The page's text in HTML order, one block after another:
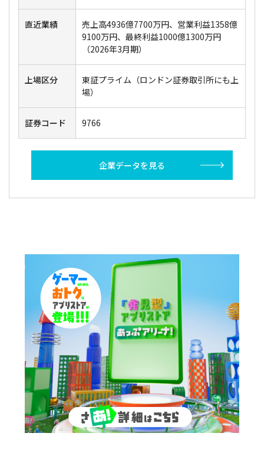
直近業績
売上高4936億7700万円、営業利益1358億
9100万円、最終利益1000億1300万円
（2026年3月期）
上場区分
東証プライム（ロンドン証券取引所にも上
場）
証券コード 9766
企業データを見る